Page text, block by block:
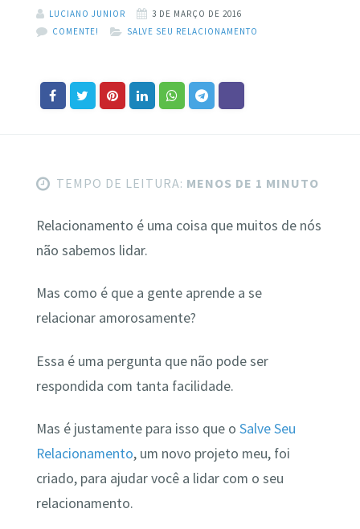
LUCIANO JUNIOR
3 DE MARÇO DE 2016
COMENTE!
SALVE SEU RELACIONAMENTO
TEMPO DE LEITURA: MENOS DE 1 MINUTO
Relacionamento é uma coisa que muitos de nós
não sabemos lidar.
Mas como é que a gente aprende a se
relacionar amorosamente?
Essa é uma pergunta que não pode ser
respondida com tanta facilidade.
Mas é justamente para isso que o Salve Seu
Relacionamento, um novo projeto meu, foi
criado, para ajudar você a lidar com o seu
relacionamento.